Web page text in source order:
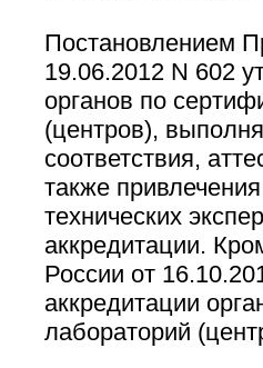
Постановлением
19.06.2012 N 602
органов по
(центров),
соответствия,
также
технических
аккредитации.
России от
аккредитации
лабораторий